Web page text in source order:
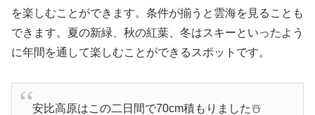
を楽しむことができます。条件が揃うと雲海を見ることも
できます。夏の新緑、秋の紅葉、冬はスキーといったよう
に年間を通して楽しむことができるスポットです。
安比高原はこの二日間で70cm積もりました☃️